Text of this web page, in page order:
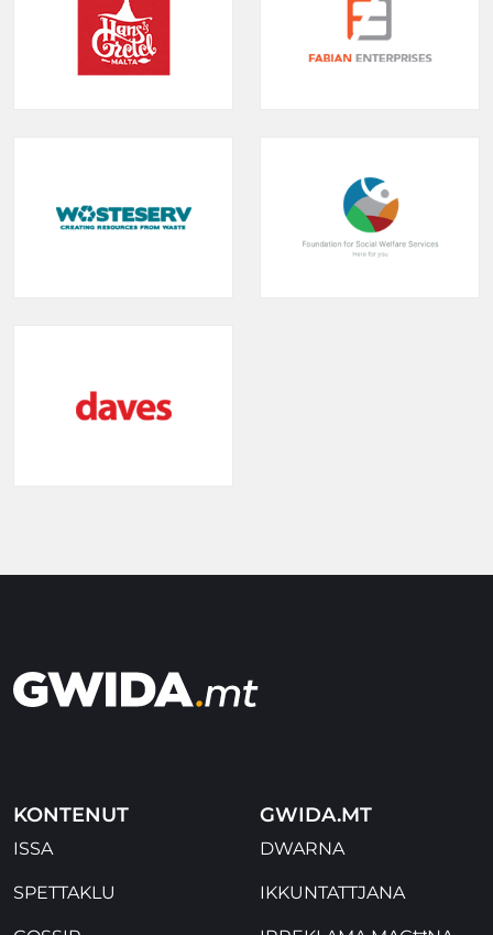
KONTENUT
ISSA
SPETTAKLU
GWIDA.MT
DWARNA
IKKUNTATTJANA